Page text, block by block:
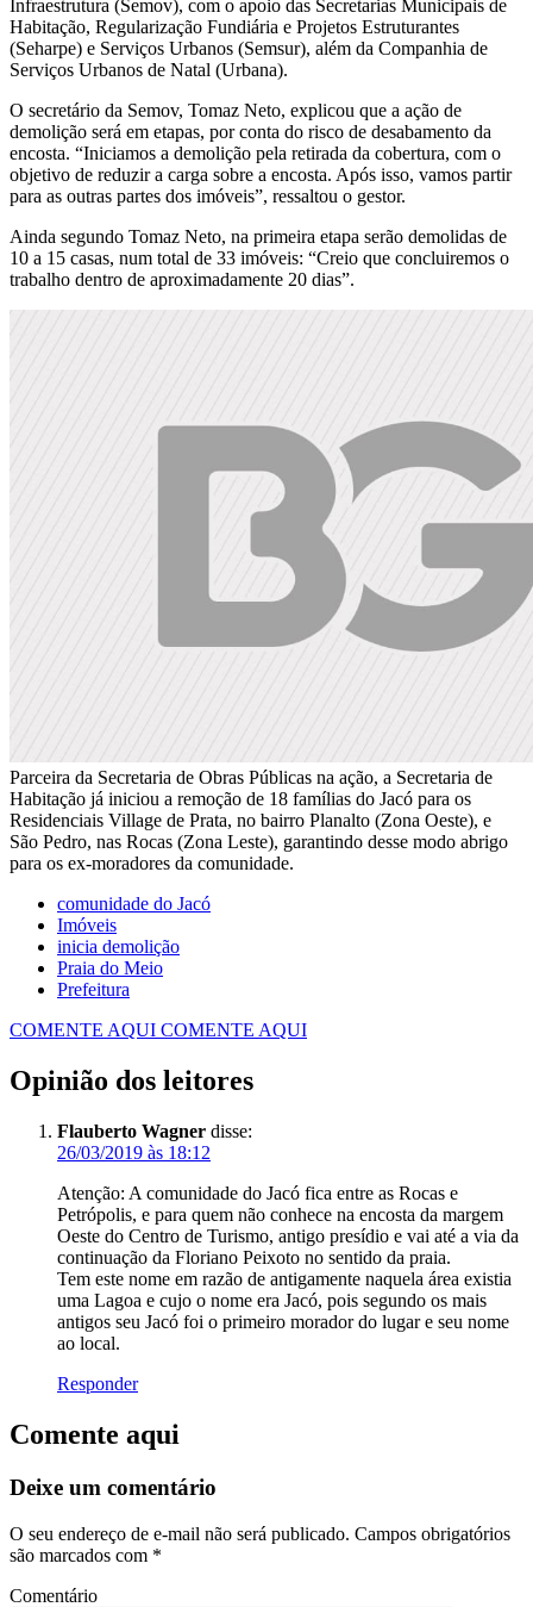
Infraestrutura (Semov), com o apoio das Secretarias Municipais de
Habitação, Regularização Fundiária e Projetos Estruturantes
(Seharpe) e Serviços Urbanos (Semsur), além da Companhia de
Serviços Urbanos de Natal (Urbana).
O secretário da Semov, Tomaz Neto, explicou que a ação de
demolição será em etapas, por conta do risco de desabamento da
encosta. “Iniciamos a demolição pela retirada da cobertura, com o
objetivo de reduzir a carga sobre a encosta. Após isso, vamos partir
para as outras partes dos imóveis”, ressaltou o gestor.
Ainda segundo Tomaz Neto, na primeira etapa serão demolidas de
10 a 15 casas, num total de 33 imóveis: “Creio que concluiremos o
trabalho dentro de aproximadamente 20 dias”.
Parceira da Secretaria de Obras Públicas na ação, a Secretaria de
Habitação já iniciou a remoção de 18 famílias do Jacó para os
Residenciais Village de Prata, no bairro Planalto (Zona Oeste), e
São Pedro, nas Rocas (Zona Leste), garantindo desse modo abrigo
para os ex-moradores da comunidade.
comunidade do Jacó
Imóveis
inicia demolição
Praia do Meio
Prefeitura
COMENTE AQUI COMENTE AQUI
Opinião dos leitores
Flauberto Wagner disse:
26/03/2019 às 18:12
Atenção: A comunidade do Jacó fica entre as Rocas e
Petrópolis, e para quem não conhece na encosta da margem
Oeste do Centro de Turismo, antigo presídio e vai até a via da
continuação da Floriano Peixoto no sentido da praia.
Tem este nome em razão de antigamente naquela área existia
uma Lagoa e cujo o nome era Jacó, pois segundo os mais
antigos seu Jacó foi o primeiro morador do lugar e seu nome
ao local.
Responder
Comente aqui
Deixe um comentário
O seu endereço de e-mail não será publicado. Campos obrigatórios
são marcados com *
Comentário